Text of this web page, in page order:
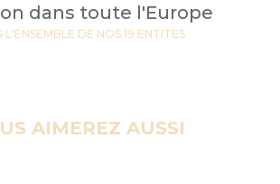
dans toute l'Europe
L'ENSEMBLE DE NOS 19 ENTITES
AIMEREZ AUSSI